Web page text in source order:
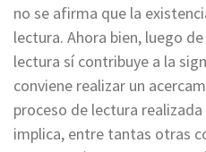
no se afirma que la
lectura. Ahora bien, luego
lectura sí contribuye a la
conviene realizar un
proceso de lectura
implica, entre tantas otras